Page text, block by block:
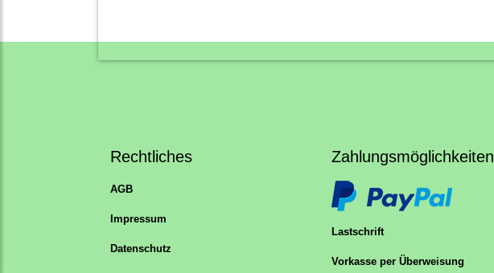
Rechtliches
AGB
Impressum
Datenschutz
Zahlungsmöglichkeiten
Lastschrift
Vorkasse per Überweisung